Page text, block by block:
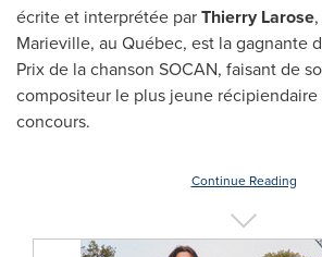
écrite et interprétée parThierry Larose
Marieville, au Québec, est la gagnante
Prix de lachanson SOCAN, faisant de
compositeur le plus jeune
concours.
Continue Reading